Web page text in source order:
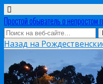
Простой обыватель о непростом
Назад на